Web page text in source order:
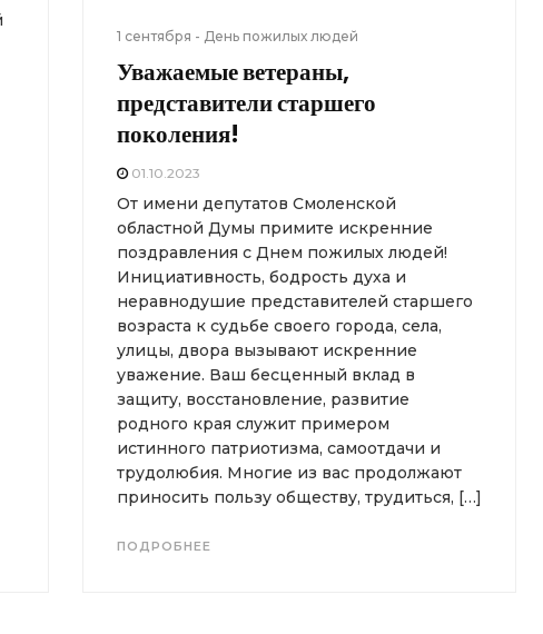
1 сентября - День пожилых людей
Уважаемые ветераны,
представители старшего
поколения!
01.10.2023
От имени депутатов Смоленской
областной Думы примите искренние
поздравления с Днем пожилых людей!
Инициативность, бодрость духа и
неравнодушие представителей старшего
возраста к судьбе своего города, села,
улицы, двора вызывают искренние
уважение. Ваш бесценный вклад в
защиту, восстановление, развитие
родного края служит примером
истинного патриотизма, самоотдачи и
трудолюбия. Многие из вас продолжают
приносить пользу обществу, трудиться, […]
ПОДРОБНЕЕ